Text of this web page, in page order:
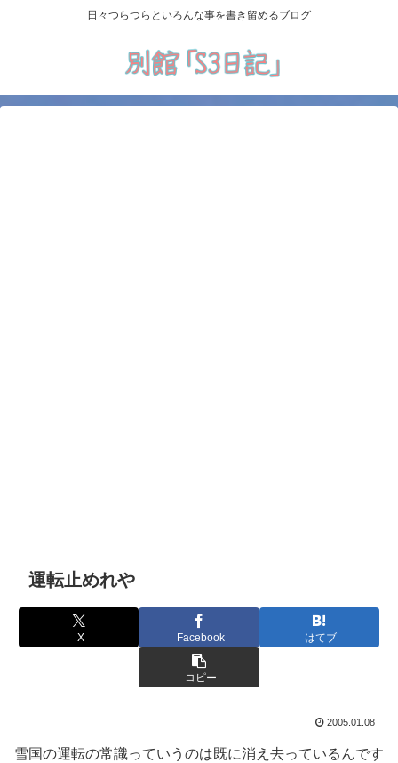
日々つらつらといろんな事を書き留めるブログ
運転止めれや
X Facebook はてブ
コピー
2005.01.08
雪国の運転の常識っていうのは既に消え去っているんです